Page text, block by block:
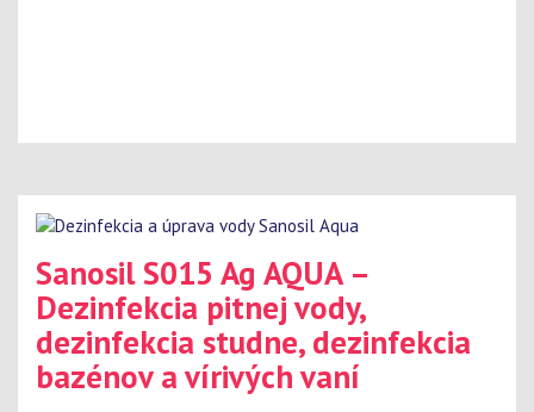
Sanosil S015 Ag AQUA –
Dezinfekcia pitnej vody,
dezinfekcia studne, dezinfekcia
bazénov a vírivých vaní